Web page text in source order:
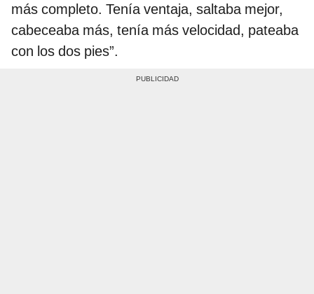
más completo. Tenía ventaja, saltaba mejor,
cabeceaba más, tenía más velocidad, pateaba
con los dos pies”.